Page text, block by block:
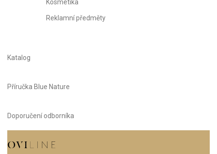
Kosmetika
Reklamní předměty
Katalog
Příručka Blue Nature
Doporučení odborníka